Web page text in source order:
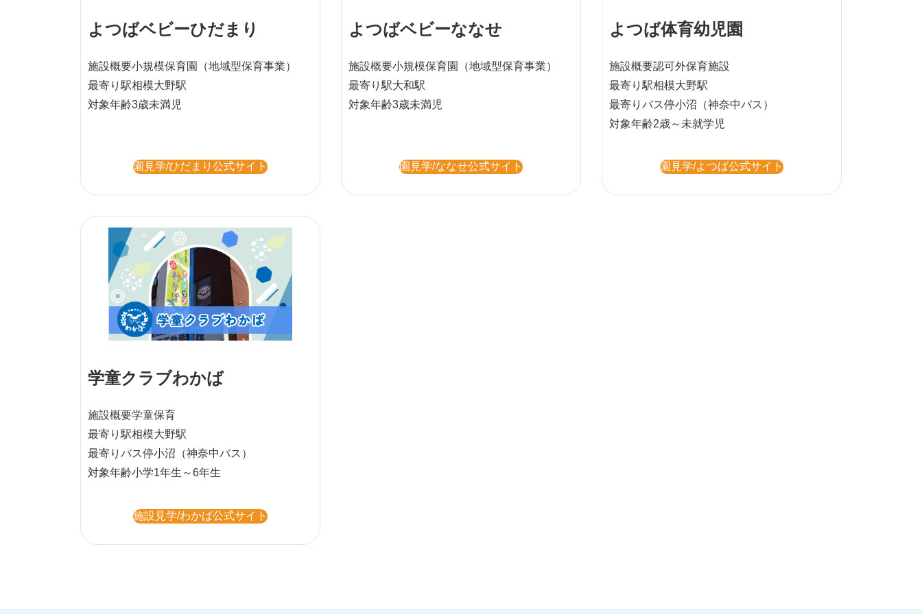
よつばベビーひだまり
施設概要小規模保育園
（地域型保育事業）
最寄り駅相模大野駅
対象年齢3歳未満児
園見学/ひだまり公式サイト
よつばベビーななせ
施設概要小規模保育園
（地域型保育事業）
最寄り駅大和駅
対象年齢3歳未満児
園見学/ななせ公式サイト
よつば体育幼児園
施設概要認可外保育施設
最寄り駅相模大野駅
最寄りバス停小沼（神奈中バス）
対象年齢2歳～未就学児
園見学/よつば公式サイト
学童クラブわかば
施設概要学童保育
最寄り駅相模大野駅
最寄りバス停小沼（神奈中バス）
対象年齢小学1年生～6年生
施設見学/わかば公式サイト